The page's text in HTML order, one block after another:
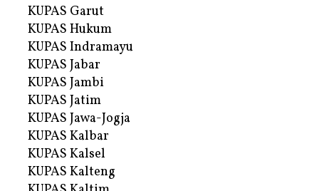
KUPAS Garut
KUPAS Hukum
KUPAS Indramayu
KUPAS Jabar
KUPAS Jambi
KUPAS Jatim
KUPAS Jawa-Jogja
KUPAS Kalbar
KUPAS Kalsel
KUPAS Kalteng